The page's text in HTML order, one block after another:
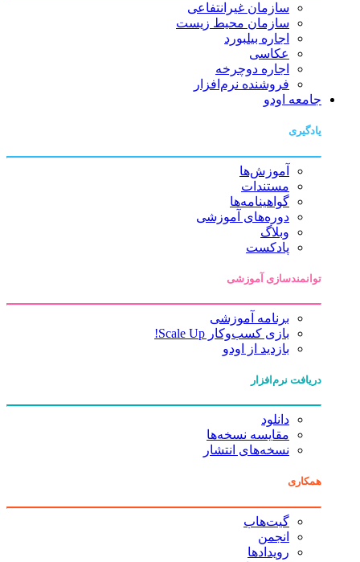
سازمان غیرانتفاعی
سازمان محیط زیست
اجاره بیلبورد
عکاسی
اجاره دوچرخه
فروشنده نرم‌افزار
جامعه اودو
یادگیری
آموزش‌ها
مستندات
گواهینامه‌ها
دوره‌های آموزشی
وبلاگ
پادکست
توانمندسازی آموزشی
برنامه آموزشی
بازی کسب‌وکار Scale Up!
بازدید از اودو
دریافت نرم‌افزار
دانلود
مقایسه نسخه‌ها
نسخه‌های انتشار
همکاری
گیت‌هاب
انجمن
رویدادها